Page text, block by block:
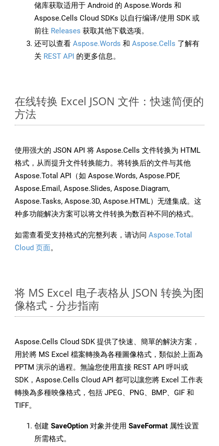
储库获取适用于 Android 的 Aspose.Words 和
Aspose.Cells Cloud SDKs 以自行编译/使用 SDK 或
前往 Releases 获取其他下载选项。
还可以查看 Aspose.Words 和 Aspose.Cells 了解有
关 REST API 的更多信息。
在线转换 Excel JSON 文件：快速简便的
方法
使用强大的 JSON API 将 Aspose.Cells 文件转换为 HTML
格式，从而提升文件转换能力。将转换后的文件与其他
Aspose.Total API（如 Aspose.Words, Aspose.PDF,
Aspose.Email, Aspose.Slides, Aspose.Diagram,
Aspose.Tasks, Aspose.3D, Aspose.HTML）无缝集成。这
种多功能解决方案可以将文件转换为数百种不同的格式。
如需查看受支持格式的完整列表，请访问 Aspose.Total
Cloud 页面。
将 MS Excel 电子表格从 JSON 转换为图
像格式 - 分步指南
Aspose.Cells Cloud SDK 提供了快速、簡單的解決方案，
用於將 MS Excel 檔案轉換為各種圖像格式，類似於上面為
PPTM 演示的過程。無論您使用直接 REST API 呼叫或
SDK，Aspose.Cells Cloud API 都可以讓您將 Excel 工作表
轉換為多種映像格式，包括 JPEG、PNG、BMP、GIF 和
TIFF。
创建 SaveOption 对象并使用 SaveFormat 属性设置
所需格式。